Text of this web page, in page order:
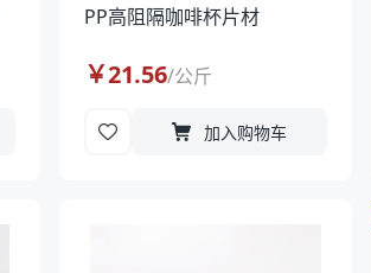
PP高阻隔咖啡杯片材
￥21.56/公斤
加入购物车